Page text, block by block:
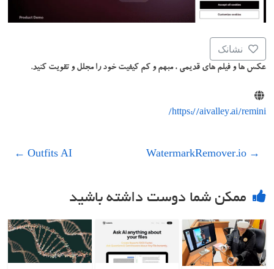
نشانک
عکس ها و فیلم های قدیمی ، مبهم و کم کیفیت خود را مجلل و تقویت کنید.
https://aivalley.ai/remini/
→
WatermarkRemover.io
Outfits AI
←
ممکن شما دوست داشته باشید